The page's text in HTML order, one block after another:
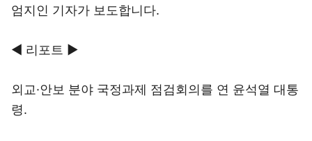
엄지인 기자가 보도합니다.
◀ 리포트 ▶
외교·안보 분야 국정과제 점검회의를 연 윤석열 대통
령.